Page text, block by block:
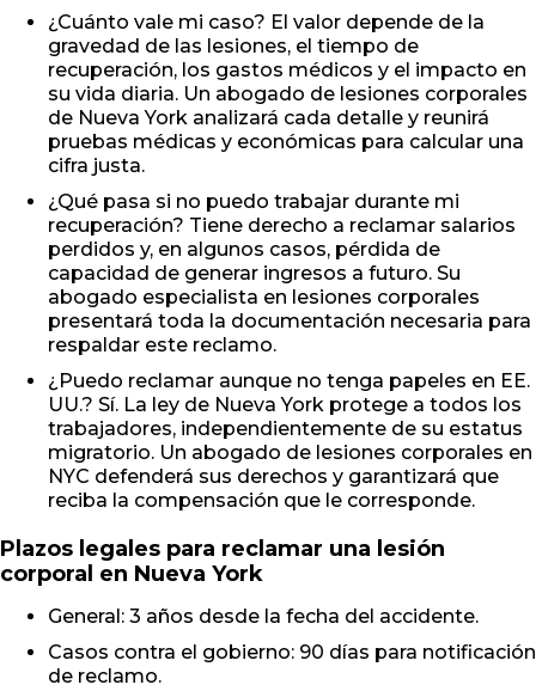
¿Cuánto vale mi caso? El valor depende de la
gravedad de las lesiones, el tiempo de
recuperación, los gastos médicos y el impacto en
su vida diaria. Un abogado de lesiones corporales
de Nueva York analizará cada detalle y reunirá
pruebas médicas y económicas para calcular una
cifra justa.
¿Qué pasa si no puedo trabajar durante mi
recuperación? Tiene derecho a reclamar salarios
perdidos y, en algunos casos, pérdida de
capacidad de generar ingresos a futuro. Su
abogado especialista en lesiones corporales
presentará toda la documentación necesaria para
respaldar este reclamo.
¿Puedo reclamar aunque no tenga papeles en EE.
UU.? Sí. La ley de Nueva York protege a todos los
trabajadores, independientemente de su estatus
migratorio. Un abogado de lesiones corporales en
NYC defenderá sus derechos y garantizará que
reciba la compensación que le corresponde.
Plazos legales para reclamar una lesión
corporal en Nueva York
General: 3 años desde la fecha del accidente.
Casos contra el gobierno: 90 días para notificación
de reclamo.